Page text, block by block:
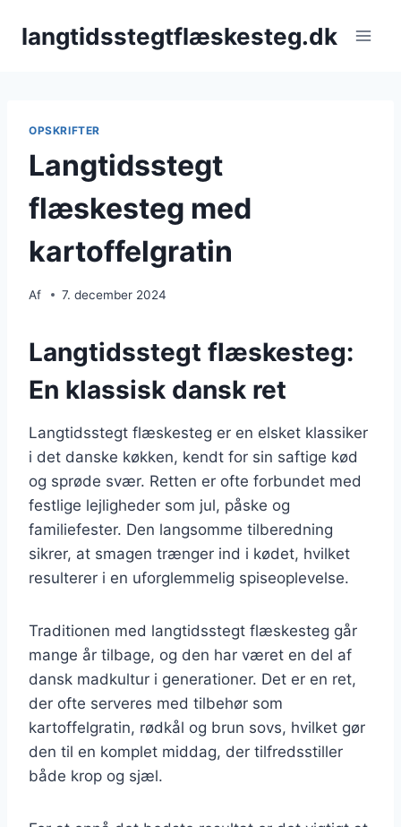
langtidsstegtflæskesteg.dk
OPSKRIFTER
Langtidsstegt
flæskesteg med
kartoffelgratin
Af 7. december 2024
Langtidsstegt flæskesteg:
En klassisk dansk ret
Langtidsstegt flæskesteg er en elsket klassiker
i det danske køkken, kendt for sin saftige kød
og sprøde svær. Retten er ofte forbundet med
festlige lejligheder som jul, påske og
familiefester. Den langsomme tilberedning
sikrer, at smagen trænger ind i kødet, hvilket
resulterer i en uforglemmelig spiseoplevelse.
Traditionen med langtidsstegt flæskesteg går
mange år tilbage, og den har været en del af
dansk madkultur i generationer. Det er en ret,
der ofte serveres med tilbehør som
kartoffelgratin, rødkål og brun sovs, hvilket gør
den til en komplet middag, der tilfredsstiller
både krop og sjæl.